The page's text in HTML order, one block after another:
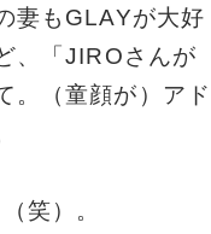
妻もGLAYが大好
、「JIROさんが
。（童顔が）アド
笑）。